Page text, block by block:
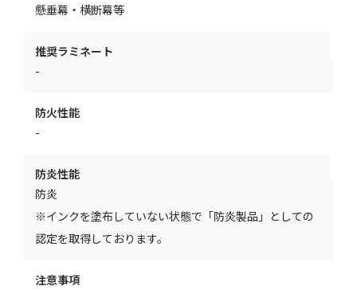
懸垂幕・横断幕等
推奨ラミネート
-
防火性能
-
防炎性能
防炎
※インクを塗布していない状態で「防炎製品」としての
認定を取得しております。
注意事項